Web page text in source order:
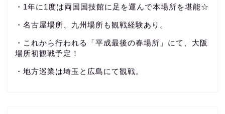
・1年に1度は両国国技館に足を運んで本場所を堪能☆
・名古屋場所、九州場所も観戦経験あり。
・これから行われる「平成最後の春場所」にて、大阪
場所初観戦予定！
・地方巡業は埼玉と広島にて観戦。